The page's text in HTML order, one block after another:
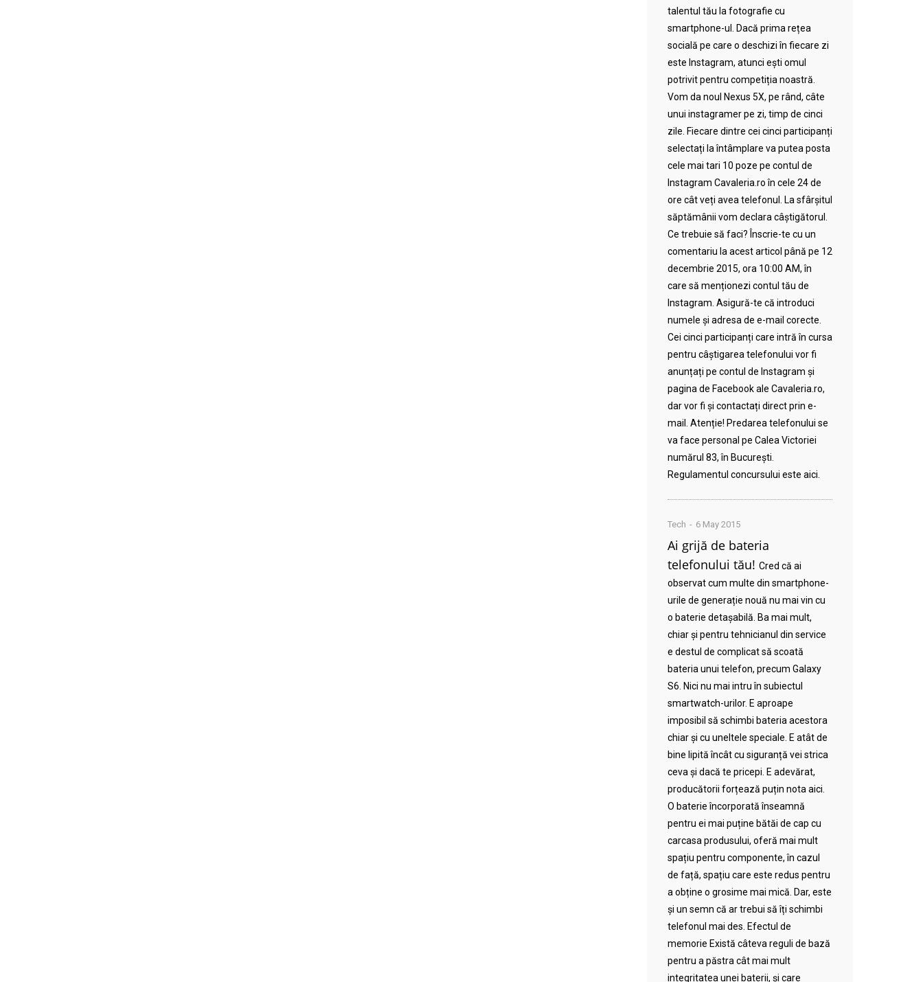
talentul tău la fotografie cu
smartphone-ul. Dacă prima rețea
socială pe care o deschizi în fiecare zi
este Instagram, atunci ești omul
potrivit pentru competiția noastră.
Vom da noul Nexus 5X, pe rând, câte
unui instagramer pe zi, timp de cinci
zile. Fiecare dintre cei cinci participanți
selectați la întâmplare va putea posta
cele mai tari 10 poze pe contul de
Instagram Cavaleria.ro în cele 24 de
ore cât veți avea telefonul. La sfârșitul
săptămânii vom declara câștigătorul.
Ce trebuie să faci? Înscrie-te cu un
comentariu la acest articol până pe 12
decembrie 2015, ora 10:00 AM, în
care să menționezi contul tău de
Instagram. Asigură-te că introduci
numele și adresa de e-mail corecte.
Cei cinci participanți care intră în cursa
pentru câștigarea telefonului vor fi
anunțați pe contul de Instagram și
pagina de Facebook ale Cavaleria.ro,
dar vor fi și contactați direct prin e-
mail. Atenție! Predarea telefonului se
va face personal pe Calea Victoriei
numărul 83, în București.
Regulamentul concursului este aici.
Tech 6 May 2015
Ai grijă de bateria
telefonului tău! Cred că ai
observat cum multe din smartphone-
urile de generație nouă nu mai vin cu
o baterie detașabilă. Ba mai mult,
chiar și pentru tehnicianul din service
e destul de complicat să scoată
bateria unui telefon, precum Galaxy
S6. Nici nu mai intru în subiectul
smartwatch-urilor. E aproape
imposibil să schimbi bateria acestora
chiar și cu uneltele speciale. E atât de
bine lipită încât cu siguranță vei strica
ceva și dacă te pricepi. E adevărat,
producătorii forțează puțin nota aici.
O baterie încorporată înseamnă
pentru ei mai puține bătăi de cap cu
carcasa produsului, oferă mai mult
spațiu pentru componente, în cazul
de față, spațiu care este redus pentru
a obține o grosime mai mică. Dar, este
și un semn că ar trebui să îți schimbi
telefonul mai des. Efectul de
memorie Există câteva reguli de bază
pentru a păstra cât mai mult
integritatea unei baterii, și care